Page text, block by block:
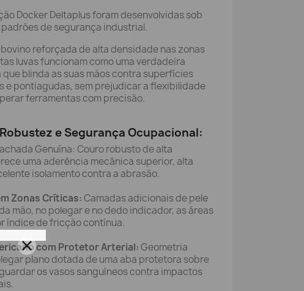
Docker Deltaplus foram desenvolvidas sob
de segurança industrial.
reforçada de alta densidade nas zonas
luvas funcionam como uma verdadeira
blinda as suas mãos contra superfícies
e pontiagudas, sem prejudicar a flexibilidade
ferramentas com precisão.
e Segurança Ocupacional:
Genuína: Couro robusto de alta
uma aderência mecânica superior, alta
isolamento contra a abrasão.
Zonas Críticas:Camadas adicionais de pele
mão, no polegar e no dedo indicador, as áreas
índice de fricção contínua.
com Protetor Arterial:Geometria
plano dotada de uma aba protetora sobre
os vasos sanguíneos contra impactos